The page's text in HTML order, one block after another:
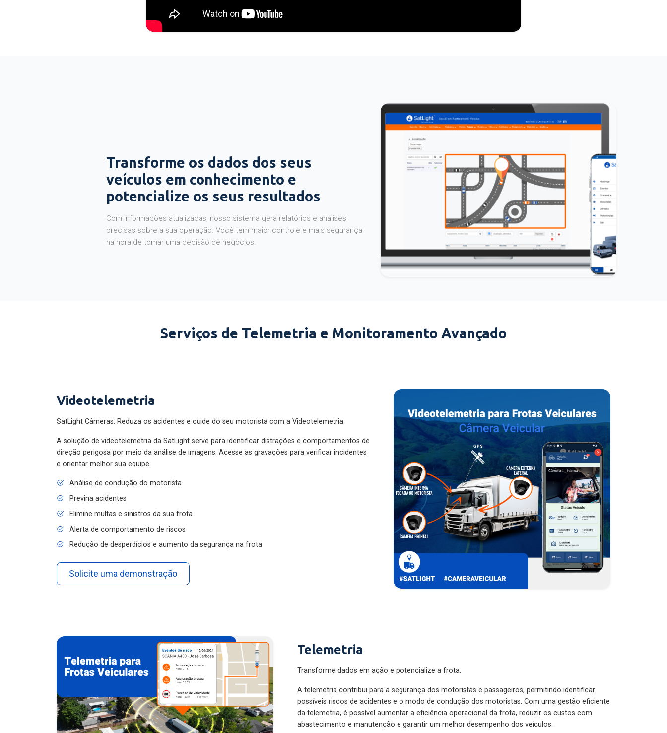
Transforme os dados dos seus
veículos em conhecimento e
potencialize os seus resultados
Com informações atualizadas, nosso sistema gera relatórios e análises
precisas sobre a sua operação. Você tem maior controle e mais segurança
na hora de tomar uma decisão de negócios.
Serviços de Telemetria e Monitoramento Avançado
Videotelemetria
SatLight Câmeras: Reduza os acidentes e cuide do seu motorista com a Videotelemetria.
A solução de videotelemetria da SatLight serve para identificar distrações e comportamentos de
direção perigosa por meio da análise de imagens. Acesse as gravações para verificar incidentes
e orientar melhor sua equipe.
Análise de condução do motorista
Previna acidentes
Elimine multas e sinistros da sua frota
Alerta de comportamento de riscos
Redução de desperdícios e aumento da segurança na frota
Solicite uma demonstração
Telemetria
Transforme dados em ação e potencialize a frota.
A telemetria contribui para a segurança dos motoristas e passageiros, permitindo identificar
possíveis riscos de acidentes e o modo de condução dos motoristas. Com uma gestão eficiente
da telemetria, é possível aumentar a eficiência operacional da frota, reduzir os custos com
abastecimento e manutenção e garantir um melhor desempenho dos veículos.